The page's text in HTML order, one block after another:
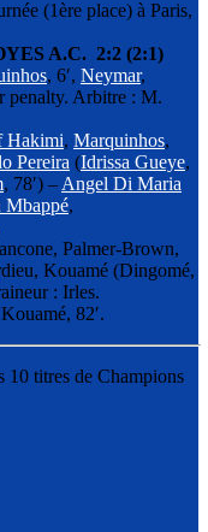
(1ère place) à Paris,
A.C. 2:2 (2:1)
, 6′, Neymar,
penalty. Arbitre : M.
Hakimi, Marquinhos,
Pereira (Idrissa Gueye,
, 78′) – Angel Di Maria
,
Palmer-Brown,
Kouamé (Dingomé,
: Irles.
82′.
10 titres de Champions